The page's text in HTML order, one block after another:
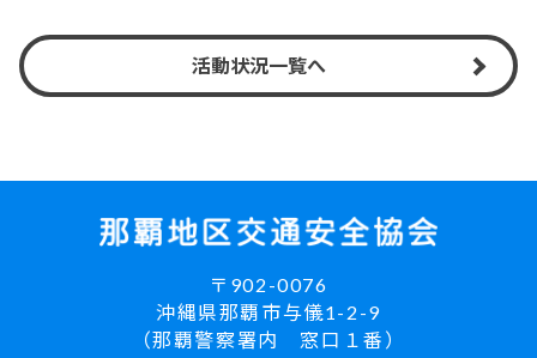
活動状況一覧へ
〒902-0076
沖縄県那覇市与儀1-2-9
（那覇警察署内 窓口１番）